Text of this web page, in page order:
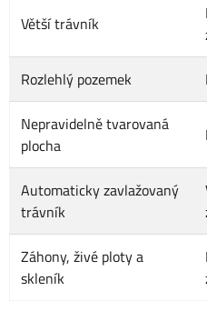
Větší trávník
Rozlehlý pozemek
Nepravidelně tvarovaná
plocha
Automaticky zavlažovaný
trávník
Záhony, živé ploty a
skleník